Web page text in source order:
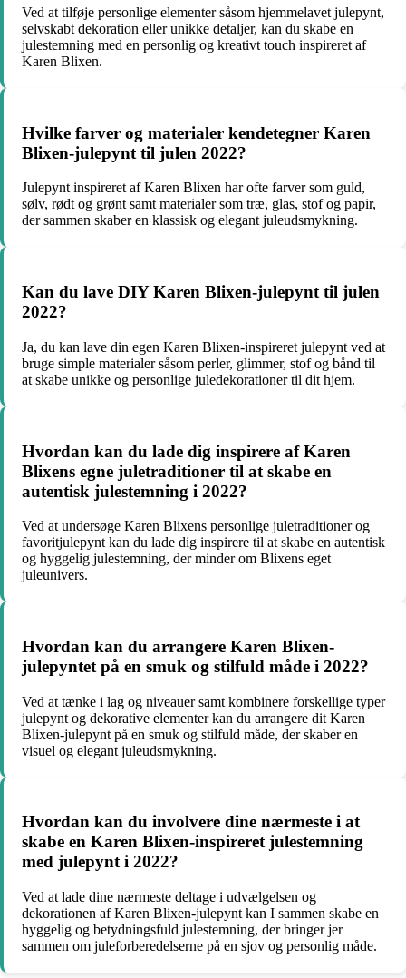
Ved at tilføje personlige elementer såsom hjemmelavet julepynt,
selvskabt dekoration eller unikke detaljer, kan du skabe en
julestemning med en personlig og kreativt touch inspireret af
Karen Blixen.
Hvilke farver og materialer kendetegner Karen
Blixen-julepynt til julen 2022?
Julepynt inspireret af Karen Blixen har ofte farver som guld,
sølv, rødt og grønt samt materialer som træ, glas, stof og papir,
der sammen skaber en klassisk og elegant juleudsmykning.
Kan du lave DIY Karen Blixen-julepynt til julen
2022?
Ja, du kan lave din egen Karen Blixen-inspireret julepynt ved at
bruge simple materialer såsom perler, glimmer, stof og bånd til
at skabe unikke og personlige juledekorationer til dit hjem.
Hvordan kan du lade dig inspirere af Karen
Blixens egne juletraditioner til at skabe en
autentisk julestemning i 2022?
Ved at undersøge Karen Blixens personlige juletraditioner og
favoritjulepynt kan du lade dig inspirere til at skabe en autentisk
og hyggelig julestemning, der minder om Blixens eget
juleunivers.
Hvordan kan du arrangere Karen Blixen-
julepyntet på en smuk og stilfuld måde i 2022?
Ved at tænke i lag og niveauer samt kombinere forskellige typer
julepynt og dekorative elementer kan du arrangere dit Karen
Blixen-julepynt på en smuk og stilfuld måde, der skaber en
visuel og elegant juleudsmykning.
Hvordan kan du involvere dine nærmeste i at
skabe en Karen Blixen-inspireret julestemning
med julepynt i 2022?
Ved at lade dine nærmeste deltage i udvælgelsen og
dekorationen af Karen Blixen-julepynt kan I sammen skabe en
hyggelig og betydningsfuld julestemning, der bringer jer
sammen om juleforberedelserne på en sjov og personlig måde.